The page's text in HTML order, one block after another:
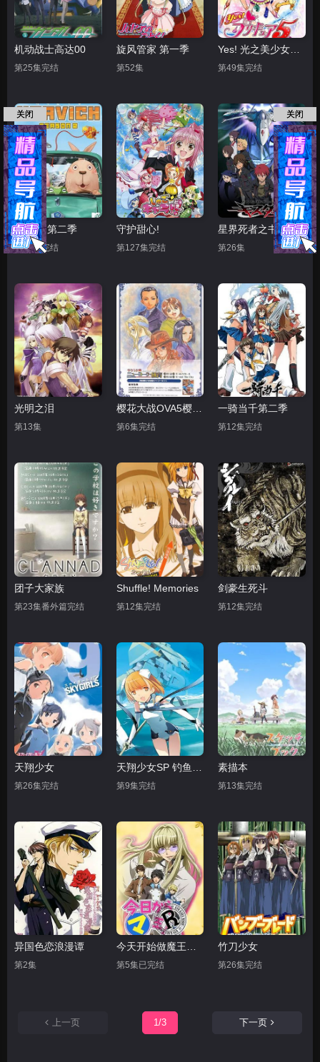
机动战士高达00
第25集完结
旋风管家 第一季
第52集 第49集完结
越狱兔 第二季
第13集完结
守护甜心!
第127集完结
星界死者之书
第26集
光明之泪
第13集
樱花大战OVA5樱花大战•纽约
第6集完结
一骑当千第二季
第12集完结
团子大家族
第23集番外篇完结
Shuffle! Memories
第12集完结
剑豪生死斗
第12集完结
天翔少女
第26集完结 第9集完结
素描本
第13集完结
异国色恋浪漫谭
第2集
今天开始做魔王OVA
第5集已完结
竹刀少女
第26集完结
上一页 1/3 下一页
关闭 关闭